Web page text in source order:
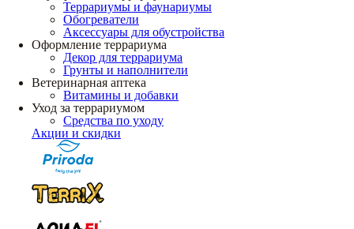
Террариумы и фаунариумы
Обогреватели
Аксессуары для обустройства
Оформление террариума
Декор для террариума
Грунты и наполнители
Ветеринарная аптека
Витамины и добавки
Уход за террариумом
Средства по уходу
Акции и скидки